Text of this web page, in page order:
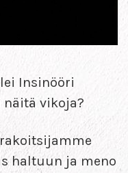
Insinööri
vikoja?
haltuun ja meno